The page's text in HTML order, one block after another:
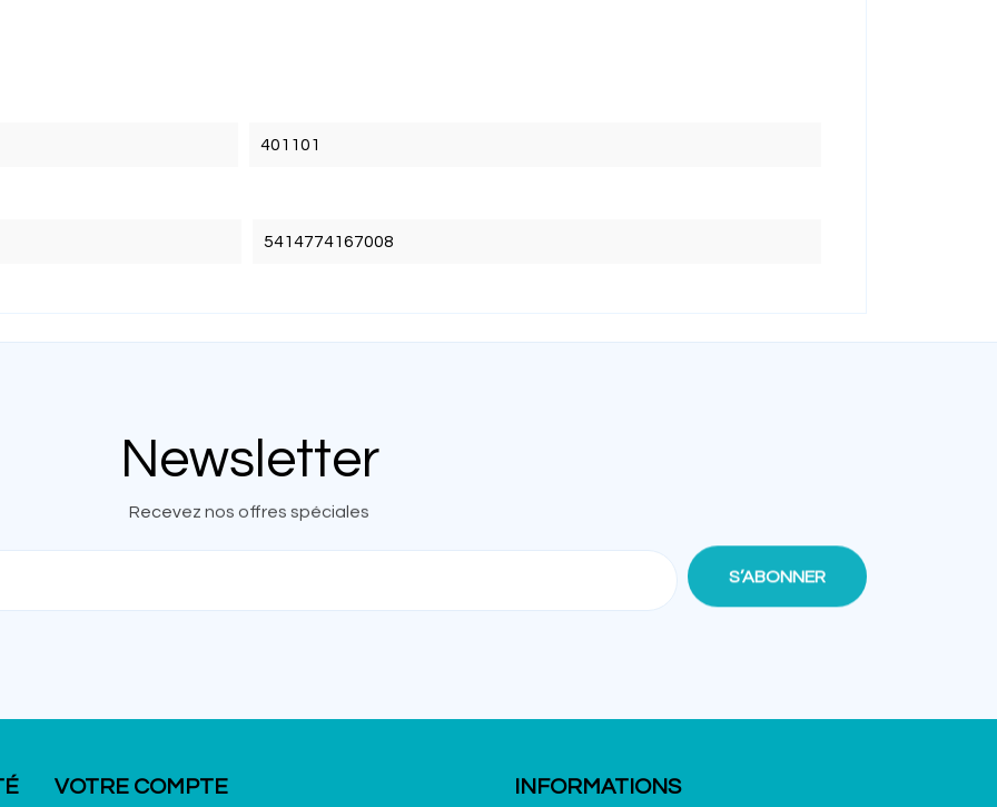
401101
5414774167008
Newsletter
Recevez nos offres spéciales
VOTRE COMPTE INFORMATIONS